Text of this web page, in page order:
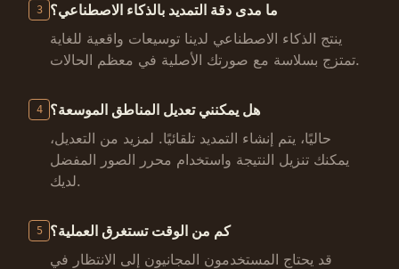
3
ما مدى دقة التمديد بالذكاء الاصطناعي؟
ينتج الذكاء الاصطناعي لدينا توسيعات واقعية للغاية
تمتزج بسلاسة مع صورتك الأصلية في معظم الحالات.
4
هل يمكنني تعديل المناطق الموسعة؟
حاليًا، يتم إنشاء التمديد تلقائيًا. لمزيد من التعديل،
يمكنك تنزيل النتيجة واستخدام محرر الصور المفضل
لديك.
5
كم من الوقت تستغرق العملية؟
قد يحتاج المستخدمون المجانيون إلى الانتظار في